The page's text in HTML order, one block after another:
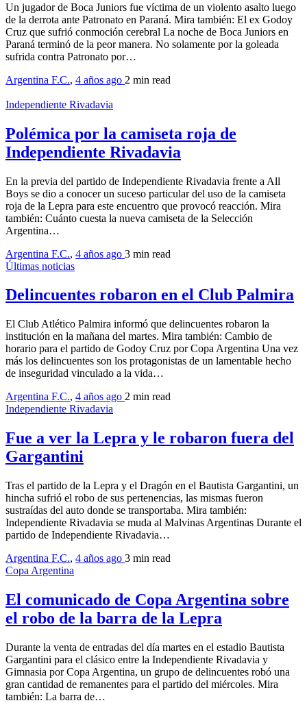
Un jugador de Boca Juniors fue víctima de un violento asalto luego
de la derrota ante Patronato en Paraná. Mira también: El ex Godoy
Cruz que sufrió conmoción cerebral La noche de Boca Juniors en
Paraná terminó de la peor manera. No solamente por la goleada
sufrida contra Patronato por…
Argentina F.C., 4 años ago 2 min read
Independiente Rivadavia
Polémica por la camiseta roja de
Independiente Rivadavia
En la previa del partido de Independiente Rivadavia frente a All
Boys se dio a conocer un suceso particular del uso de la camiseta
roja de la Lepra para este encuentro que provocó reacción. Mira
también: Cuánto cuesta la nueva camiseta de la Selección
Argentina…
Argentina F.C., 4 años ago 3 min read
Últimas noticias
Delincuentes robaron en el Club Palmira
El Club Atlético Palmira informó que delincuentes robaron la
institución en la mañana del martes. Mira también: Cambio de
horario para el partido de Godoy Cruz por Copa Argentina Una vez
más los delincuentes son los protagonistas de un lamentable hecho
de inseguridad vinculado a la vida…
Argentina F.C., 4 años ago 2 min read
Independiente Rivadavia
Fue a ver la Lepra y le robaron fuera del
Gargantini
Tras el partido de la Lepra y el Dragón en el Bautista Gargantini, un
hincha sufrió el robo de sus pertenencias, las mismas fueron
sustraídas del auto donde se transportaba. Mira también:
Independiente Rivadavia se muda al Malvinas Argentinas Durante el
partido de Independiente Rivadavia…
Argentina F.C., 4 años ago 3 min read
Copa Argentina
El comunicado de Copa Argentina sobre
el robo de la barra de la Lepra
Durante la venta de entradas del día martes en el estadio Bautista
Gargantini para el clásico entre la Independiente Rivadavia y
Gimnasia por Copa Argentina, un grupo de delincuentes robó una
gran cantidad de remanentes para el partido del miércoles. Mira
también: La barra de…